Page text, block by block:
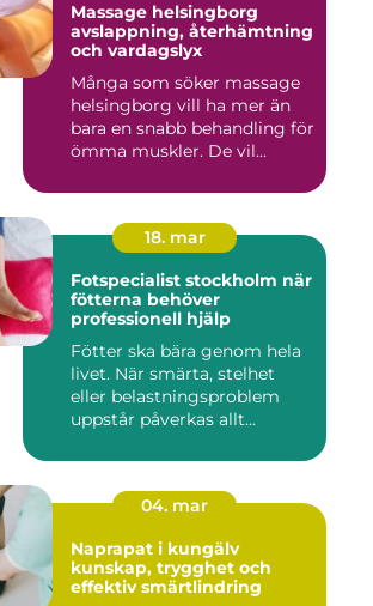
Massage helsingborg
avslappning, återhämtning
och vardagslyx
Många som söker massage
helsingborg vill ha mer än
bara en snabb behandling för
ömma muskler. De vil...
18. mar
Fotspecialist stockholm när
fötterna behöver
professionell hjälp
Fötter ska bära genom hela
livet. När smärta, stelhet
eller belastningsproblem
uppstår påverkas allt...
04. mar
Naprapat i kungälv
kunskap, trygghet och
effektiv smärtlindring